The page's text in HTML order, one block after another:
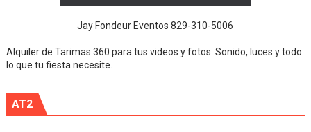
Jay Fondeur Eventos 829-310-5006
Alquiler de Tarimas 360 para tus videos y fotos. Sonido, luces y todo
lo que tu fiesta necesite.
AT2